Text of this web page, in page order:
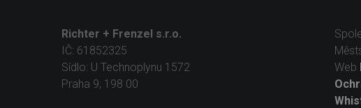
Richter + Frenzel s.r.o.
IČ: 61852325
Sídlo: U Technoplynu 1572
Praha 9, 198 00
Web